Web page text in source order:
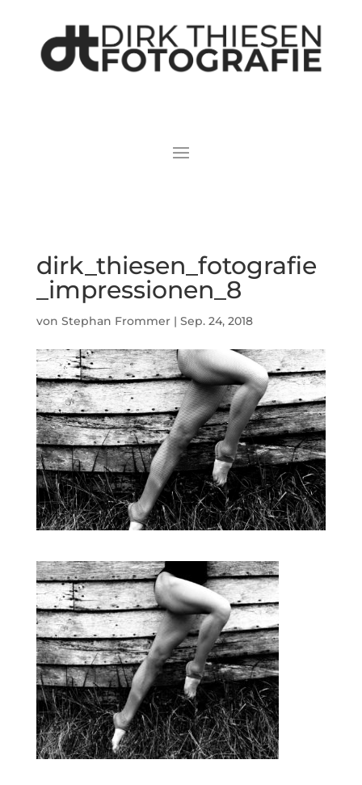
dirk_thiesen_fotografie
_impressionen_8
von Stephan Frommer| Sep. 24, 2018